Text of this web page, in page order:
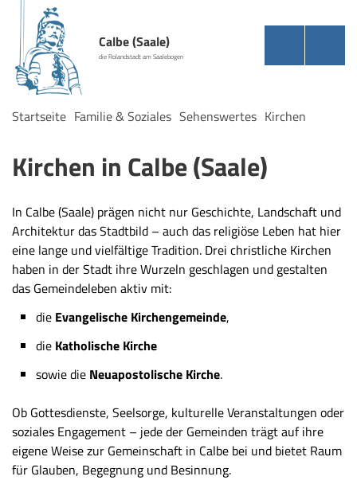
Calbe (Saale)
die Rolandstadt am Saalebogen
Startseite Familie & Soziales Sehenswertes Kirchen
Kirchen in Calbe (Saale)
In Calbe (Saale) prägen nicht nur Geschichte, Landschaft und
Architektur das Stadtbild – auch das religiöse Leben hat hier
eine lange und vielfältige Tradition. Drei christliche Kirchen
haben in der Stadt ihre Wurzeln geschlagen und gestalten
das Gemeindeleben aktiv mit:
die Evangelische Kirchengemeinde,
die Katholische Kirche
sowie die Neuapostolische Kirche.
Ob Gottesdienste, Seelsorge, kulturelle Veranstaltungen oder
soziales Engagement – jede der Gemeinden trägt auf ihre
eigene Weise zur Gemeinschaft in Calbe bei und bietet Raum
für Glauben, Begegnung und Besinnung.